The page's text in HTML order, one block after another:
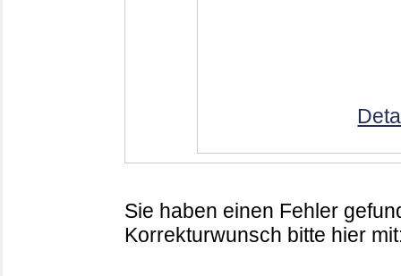
Sie haben einen Fehler
Korrekturwunsch bitte hier